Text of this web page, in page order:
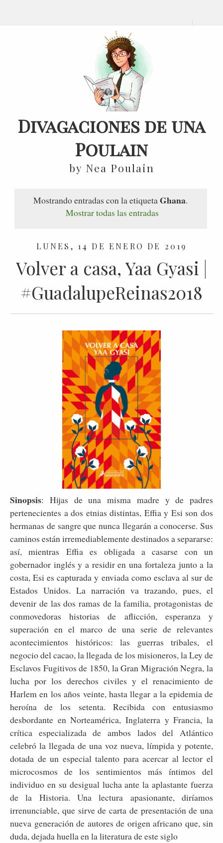
Divagaciones de una
Poulain
by Nea Poulain
Mostrando entradas con la etiquetaGhana.
Mostrar todas las entradas
LUNES, 14 DE ENERO DE 2019
Volver a casa, Yaa Gyasi |
#GuadalupeReinas2018
Sinopsis: Hijas de una misma madre y de padres
pertenecientes a dos etnias distintas, Effia y Esi son dos
hermanas de sangre que nunca llegarán a conocerse. Sus
caminos están irremediablemente destinados a separarse:
así, mientras Effia es obligada a casarse con un
gobernador inglés y a residir en una fortaleza junto a la
costa, Esi es capturada y enviada como esclava al sur de
Estados Unidos. La narración va trazando, pues, el
devenir de las dos ramas de la familia, protagonistas de
conmovedoras historias de aflicción, esperanza y
superación en el marco de una serie de relevantes
acontecimientos históricos: las guerras tribales, el
negocio del cacao, la llegada de los misioneros, la Ley de
Esclavos Fugitivos de 1850, la Gran Migración Negra, la
lucha por los derechos civiles y el renacimiento de
Harlem en los años veinte, hasta llegar a la epidemia de
heroína de los setenta. Recibida con entusiasmo
desbordante en Norteamérica, Inglaterra y Francia, la
crítica especializada de ambos lados del Atlántico
celebró la llegada de una voz nueva, límpida y potente,
dotada de un especial talento para acercar al lector el
microcosmos de los sentimientos más íntimos del
individuo en su desigual lucha ante la aplastante fuerza
de la Historia. Una lectura apasionante, diríamos
irrenunciable, que sirve de carta de presentación de una
nueva generación de autores de origen africano que, sin
duda, dejada huella en la literatura de este siglo